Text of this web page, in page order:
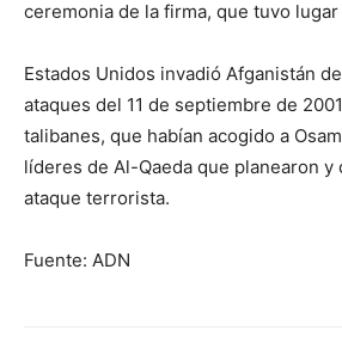
ceremonia de la firma, que tuvo lugar
Estados Unidos invadió Afganistán
ataques del 11 de septiembre de
talibanes, que habían acogido a
líderes de Al-Qaeda que planearon y
ataque terrorista.
Fuente: ADN